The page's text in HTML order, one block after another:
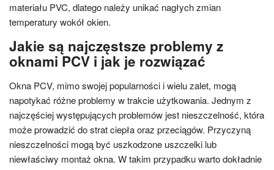
materiału PVC, dlatego należy unikać nagłych zmian
temperatury wokół okien.
Jakie są najczęstsze problemy z
oknami PCV i jak je rozwiązać
Okna PCV, mimo swojej popularności i wielu zalet, mogą
napotykać różne problemy w trakcie użytkowania. Jednym z
najczęściej występujących problemów jest nieszczelność, która
może prowadzić do strat ciepła oraz przeciągów. Przyczyną
nieszczelności mogą być uszkodzone uszczelki lub
niewłaściwy montaż okna. W takim przypadku warto dokładnie